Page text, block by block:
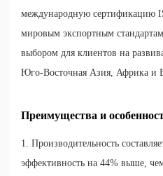
международную сертификацию
мировым экспортным
выбором для клиентов на
Юго-Восточная Азия, Африка и
Преимущества и
1. Производительность
эффективность на 44% выше,